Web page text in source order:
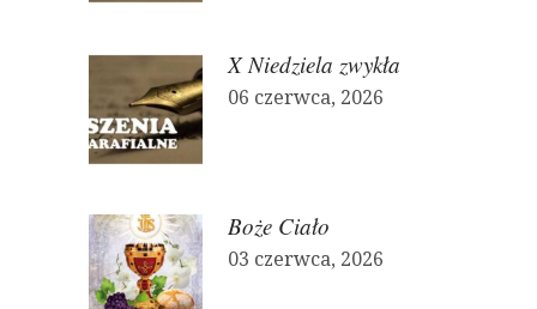
X Niedziela zwykła
06 czerwca, 2026
Boże Ciało
03 czerwca, 2026